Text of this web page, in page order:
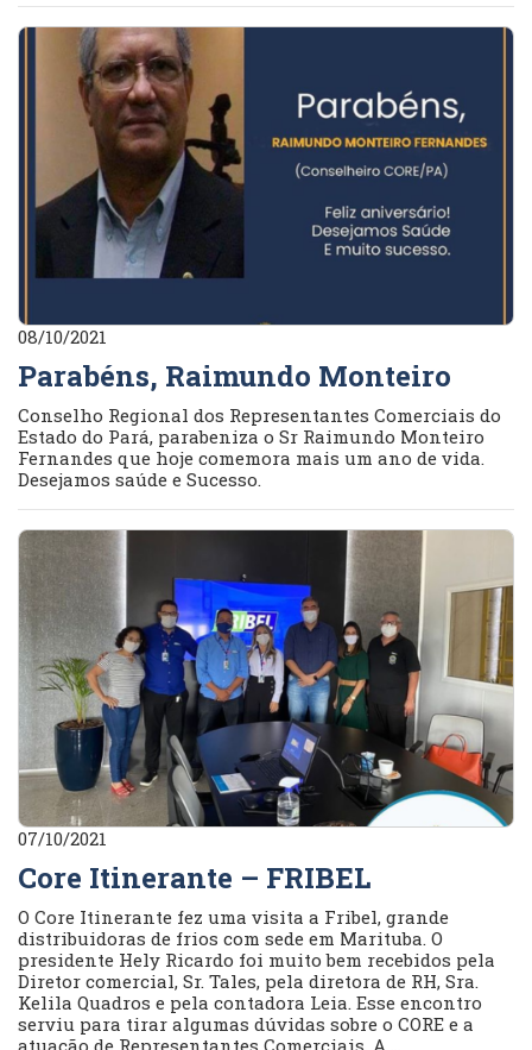
08/10/2021
Parabéns, Raimundo Monteiro
Conselho Regional dos Representantes Comerciais do
Estado do Pará, parabeniza o Sr Raimundo Monteiro
Fernandes que hoje comemora mais um ano de vida.
Desejamos saúde e Sucesso.
07/10/2021
Core Itinerante – FRIBEL
O Core Itinerante fez uma visita a Fribel, grande
distribuidoras de frios com sede em Marituba. O
presidente Hely Ricardo foi muito bem recebidos pela
Diretor comercial, Sr. Tales, pela diretora de RH, Sra.
Kelila Quadros e pela contadora Leia. Esse encontro
serviu para tirar algumas dúvidas sobre o CORE e a